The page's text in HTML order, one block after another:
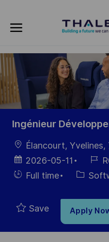
-
Ingénieur
LocationÉlancourt, Yvelines,
Posted
Date
2026-05-11
Job
Id
HiringFull time Category
Save Apply